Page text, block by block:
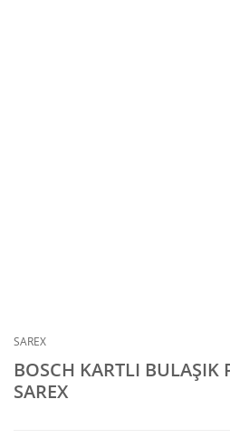
SAREX
BOSCH KARTLI BULAŞIK
SAREX